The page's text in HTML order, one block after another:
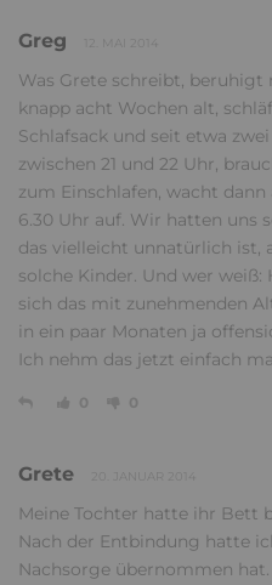
Greg
Was Grete schreibt,
knapp acht Wochen alt,
Schlafsack und seit etwa
zwischen 21 und 22 Uhr,
zum Einschlafen, wacht
6.30 Uhr auf. Wir hatten uns
das vielleicht unnatürlich ist,
solche Kinder. Und wer weiß:
sich das mit zunehmenden
in ein paar Monaten ja
Ich nehm das jetzt einfach
0 0
Grete
Meine Tochter hatte ihr Bett
Nach der Entbindung hatte
Nachsorge übernommen